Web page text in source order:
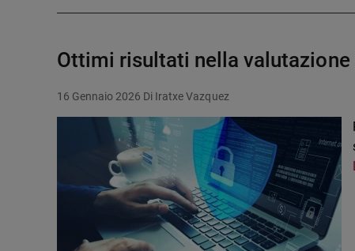
Ottimi risultati nella valutazione
16 Gennaio 2026 Di Iratxe Vazquez